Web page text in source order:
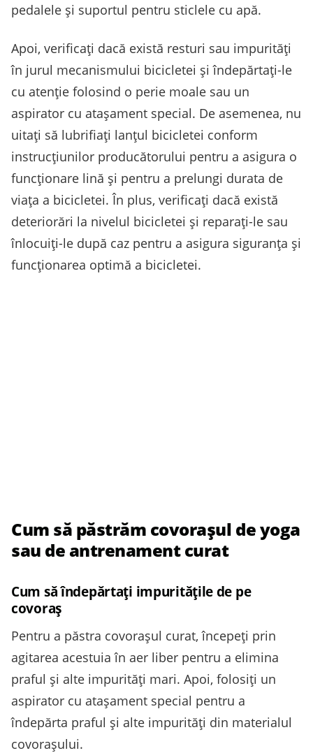
pedalele și suportul pentru sticlele cu apă.
Apoi, verificați dacă există resturi sau impurități
în jurul mecanismului bicicletei și îndepărtați-le
cu atenție folosind o perie moale sau un
aspirator cu atașament special. De asemenea, nu
uitați să lubrifiați lanțul bicicletei conform
instrucțiunilor producătorului pentru a asigura o
funcționare lină și pentru a prelungi durata de
viața a bicicletei. În plus, verificați dacă există
deteriorări la nivelul bicicletei și reparați-le sau
înlocuiți-le după caz pentru a asigura siguranța și
funcționarea optimă a bicicletei.
Cum să păstrăm covorașul de yoga
sau de antrenament curat
Cum să îndepărtați impuritățile de pe
covoraș
Pentru a păstra covorașul curat, începeți prin
agitarea acestuia în aer liber pentru a elimina
praful și alte impurități mari. Apoi, folosiți un
aspirator cu atașament special pentru a
îndepărta praful și alte impurități din materialul
covorașului.